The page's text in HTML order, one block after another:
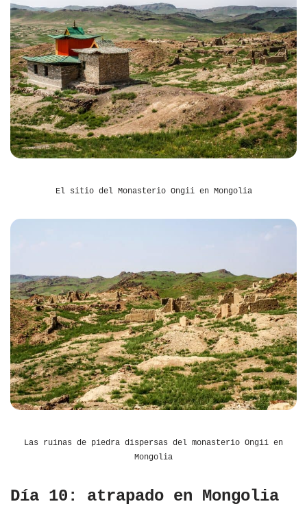
El sitio del Monasterio Ongii en Mongolia
Las ruinas de piedra dispersas del monasterio Ongii en
Mongolia
Día 10: atrapado en Mongolia